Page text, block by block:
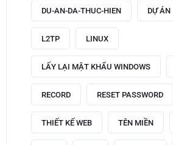
DU-AN-DA-THUC-HIEN DỰ ÁN
L2TP LINUX
LẤY LẠI MẬT KHẨU WINDOWS
RECORD RESET PASSWORD
THIẾT KẾ WEB TÊN MIỀN